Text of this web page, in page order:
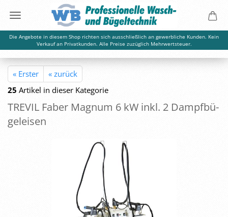
Die Angebote in diesem Shop richten sich ausschließlich an gewerbliche Kunden. Kein
Verkauf an Privatkunden. Alle Preise zuzüglich Mehrwertsteuer.
« Erster
« zurück
25 Artikel in dieser Kategorie
TRE­VIL Faber Ma­gnum 6 kW inkl. 2 Dampf­bü­
gel­eisen